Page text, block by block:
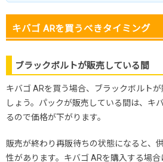
キバゴ ARを買うべきタイミング
ブラックボルトが販売している間
キバゴ ARを買う場合、ブラックボルト
しょう。パックが販売している間は、キ
るので価格が下がります。
販売が終わり再販待ちの状態になると、
性があります。キバゴ ARを購入する場